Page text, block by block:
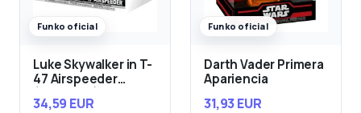
Funko oficial
Luke Skywalker in T-
47 Airspeeder
34,59 EUR
Funko oficial
Darth Vader Primera
Apariencia
31,93 EUR